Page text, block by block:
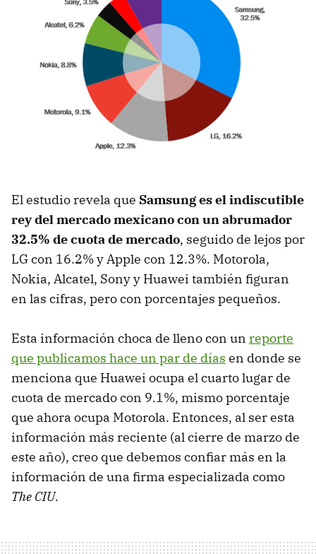
El estudio revela que Samsung es el indiscutible
rey del mercado mexicano con un abrumador
32.5% de cuota de mercado, seguido de lejos por
LG con 16.2% y Apple con 12.3%. Motorola,
Nokia, Alcatel, Sony y Huawei también figuran
en las cifras, pero con porcentajes pequeños.
Esta información choca de lleno con un reporte
que publicamos hace un par de días en donde se
menciona que Huawei ocupa el cuarto lugar de
cuota de mercado con 9.1%, mismo porcentaje
que ahora ocupa Motorola. Entonces, al ser esta
información más reciente (al cierre de marzo de
este año), creo que debemos confiar más en la
información de una firma especializada como
The CIU.